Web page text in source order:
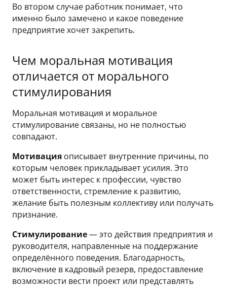
Во втором случае работник понимает, что
именно было замечено и какое поведение
предприятие хочет закрепить.
Чем моральная мотивация
отличается от морального
стимулирования
Моральная мотивация и моральное
стимулирование связаны, но не полностью
совпадают.
Мотивация описывает внутренние причины, по
которым человек прикладывает усилия. Это
может быть интерес к профессии, чувство
ответственности, стремление к развитию,
желание быть полезным коллективу или получать
признание.
Стимулирование— это действия предприятия и
руководителя, направленные на поддержание
определённого поведения. Благодарность,
включение в кадровый резерв, предоставление
возможности вести проект или представлять